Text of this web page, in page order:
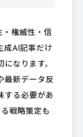
・権威性・信
成AI記事だけ
なります。
最新データ反
する必要があ
戦略策定も